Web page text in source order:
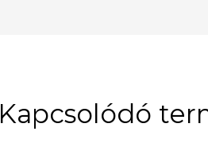
Kapcsolódó